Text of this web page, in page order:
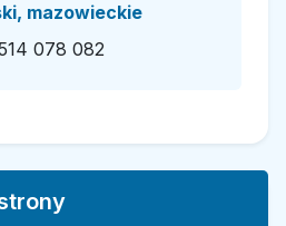
mazowieckie
078 082